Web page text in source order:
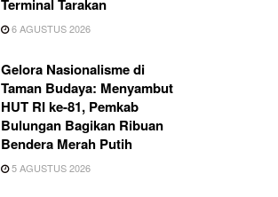
Terminal Tarakan
6 AGUSTUS 2026
Gelora Nasionalisme di
Taman Budaya: Menyambut
HUT RI ke-81, Pemkab
Bulungan Bagikan Ribuan
Bendera Merah Putih
5 AGUSTUS 2026